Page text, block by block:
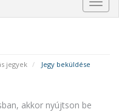
jegyek Jegy beküldése
akkor nyújtson be